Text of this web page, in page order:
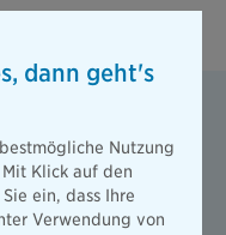
Machen
Hagel oder
häufiger.
dann geht's
Nutzung
Klick auf den
ein, dass Ihre
Verwendung von